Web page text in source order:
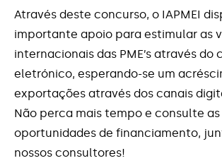
Através deste concurso, o IAPMEI
importante apoio para estimular as
internacionais das PME’s através do
eletrónico, esperando-se um
exportações através dos canais
Não perca mais tempo e consulte as
oportunidades de financiamento,
nossos consultores!